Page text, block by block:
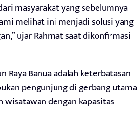
masyarakat yang sebelumnya
melihat ini menjadi solusi yang
ujar Rahmat saat dikonfirmasi
Raya Banua adalah keterbatasan
pengunjung di gerbang utama
dengan kapasitas